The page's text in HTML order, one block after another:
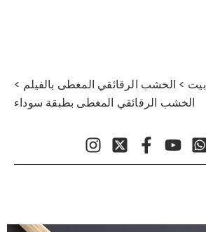
بيت > الخشب الرقائقي المغطى بالفيلم >
الخشب الرقائقي المغطى بطبقة سوداء